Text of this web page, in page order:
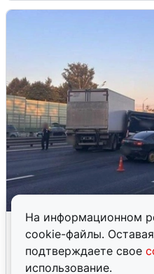
На информационном
cookie-файлы.
подтверждаете свое
использование.
Пять машин
Дмитровском
4 августа 0